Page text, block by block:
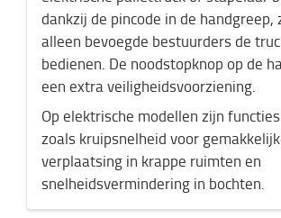
dankzij de pincode in de handgreep,
alleen bevoegde bestuurders de
bedienen. De noodstopknop op de
een extra veiligheidsvoorziening.
Op elektrische modellen zijn
zoals kruipsnelheid voor
verplaatsing in krappe ruimten en
snelheidsvermindering in bochten.